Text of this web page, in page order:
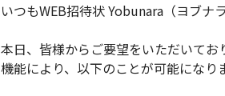
いつもWEB招待状 Yobunara（ヨブナ
本日、皆様からご要望をいただいて
機能により、以下のことが可能になり